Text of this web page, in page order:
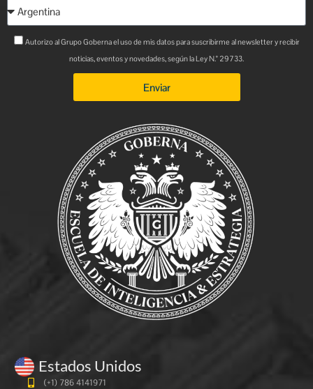
Autorizo al Grupo Goberna el uso de mis datos para suscribirme al newsletter y recibir
noticias, eventos y novedades, según la Ley N.° 29733.
Enviar
Estados Unidos
(+1) 786 4141971